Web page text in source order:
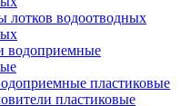
лотков водоотводных
пластиковые